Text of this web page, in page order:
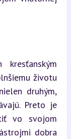
životu
druhým,
Preto je
vo svojom
dobra